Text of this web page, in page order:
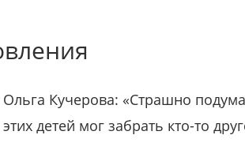
Ольга Кучерова: «Страшно
этих детей мог забрать кто-то